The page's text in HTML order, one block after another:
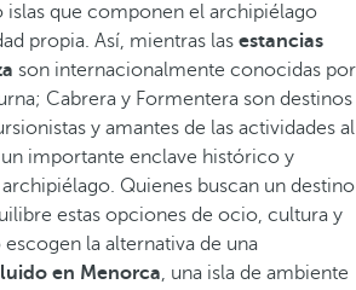
islas que componen el archipiélago
propia. Así, mientras las estancias
son internacionalmente conocidas por
Cabrera y Formentera son destinos
y amantes de las actividades al
importante enclave histórico y
Quienes buscan un destino
estas opciones de ocio, cultura y
la alternativa de una
en Menorca, una isla de ambiente